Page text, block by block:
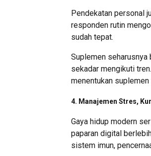
Pendekatan personal
responden rutin
sudah tepat.
Suplemen seharusnya
sekadar mengikuti
menentukan
4. Manajemen Stres,
Gaya hidup modern
paparan digital
sistem imun,